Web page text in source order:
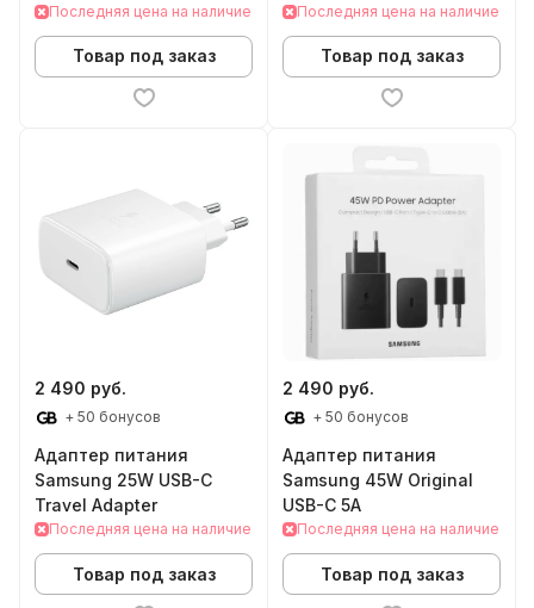
Последняя цена на наличие
Товар под заказ
Последняя цена на наличие
Товар под заказ
2 490 руб.
+ 50 бонусов
Адаптер питания
Samsung 25W USB-C
Travel Adapter
Последняя цена на наличие
Товар под заказ
2 490 руб.
+ 50 бонусов
Адаптер питания
Samsung 45W Original
USB-C 5A
Последняя цена на наличие
Товар под заказ